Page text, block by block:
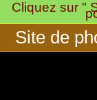
Skip
to
content
Cliquez sur "
Site de